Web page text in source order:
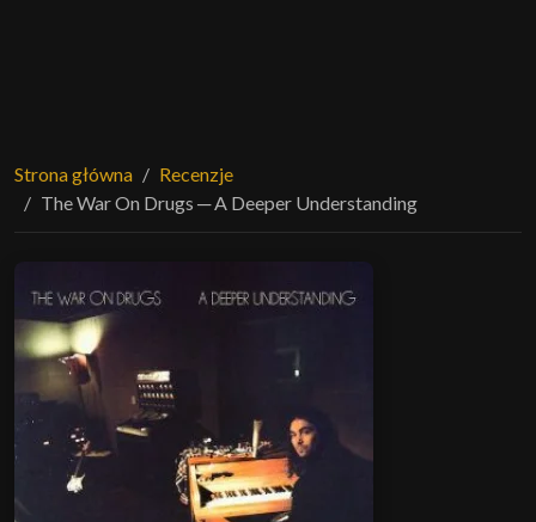
Strona główna
Recenzje
The War On Drugs ─ A Deeper Understanding